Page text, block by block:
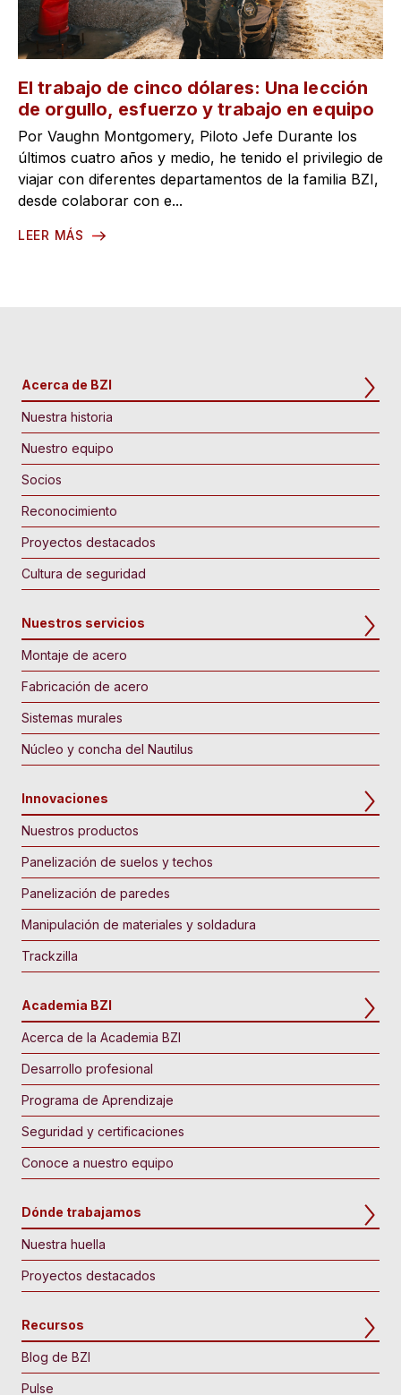
El trabajo de cinco dólares: Una lección
de orgullo, esfuerzo y trabajo en equipo
Por Vaughn Montgomery, Piloto Jefe Durante los
últimos cuatro años y medio, he tenido el privilegio de
viajar con diferentes departamentos de la familia BZI,
desde colaborar con e...
LEER MÁS
Acerca de BZI
Nuestra historia
Nuestro equipo
Socios
Reconocimiento
Proyectos destacados
Cultura de seguridad
Nuestros servicios
Montaje de acero
Fabricación de acero
Sistemas murales
Núcleo y concha del Nautilus
Innovaciones
Nuestros productos
Panelización de suelos y techos
Panelización de paredes
Manipulación de materiales y soldadura
Trackzilla
Academia BZI
Acerca de la Academia BZI
Desarrollo profesional
Programa de Aprendizaje
Seguridad y certificaciones
Conoce a nuestro equipo
Dónde trabajamos
Nuestra huella
Proyectos destacados
Recursos
Blog de BZI
Pulse